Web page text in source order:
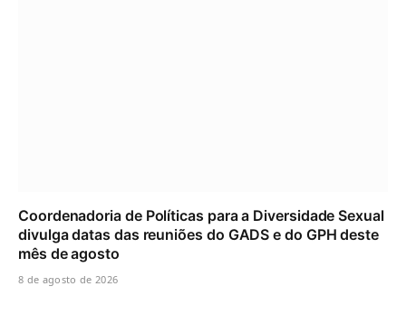
Coordenadoria de Políticas para a Diversidade Sexual
divulga datas das reuniões do GADS e do GPH deste
mês de agosto
8 de agosto de 2026